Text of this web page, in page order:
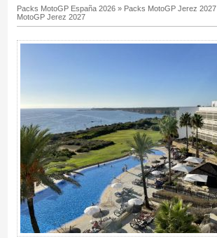
Packs MotoGP España 2026» Packs MotoGP Jerez 2027
MotoGP Jerez 2027